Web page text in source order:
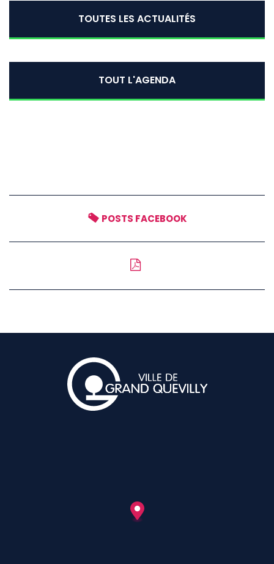
TOUTES LES ACTUALITÉS
TOUT L'AGENDA
POSTS FACEBOOK